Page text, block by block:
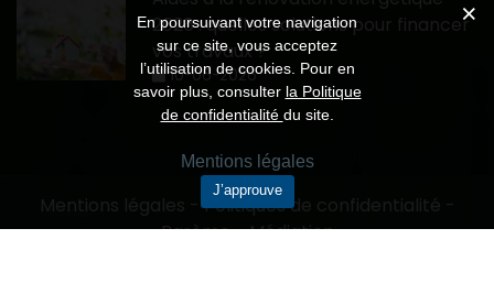
2026 : quelles solutions pour financer
vos travaux ?
10-06-2026
-Politiques de confidentialité
Barème-Médiation
En poursuivant votre navigation
sur ce site, vous acceptez
l’utilisation de cookies. Pour en
savoir plus, consulter la Politique
de confidentialité du site.
Mentions légales
J’approuve